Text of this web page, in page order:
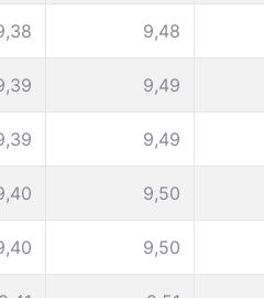
9,48
9,49
9,49
9,50
9,50